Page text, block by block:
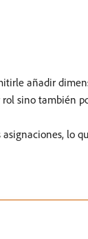
añadir
sino también
lo